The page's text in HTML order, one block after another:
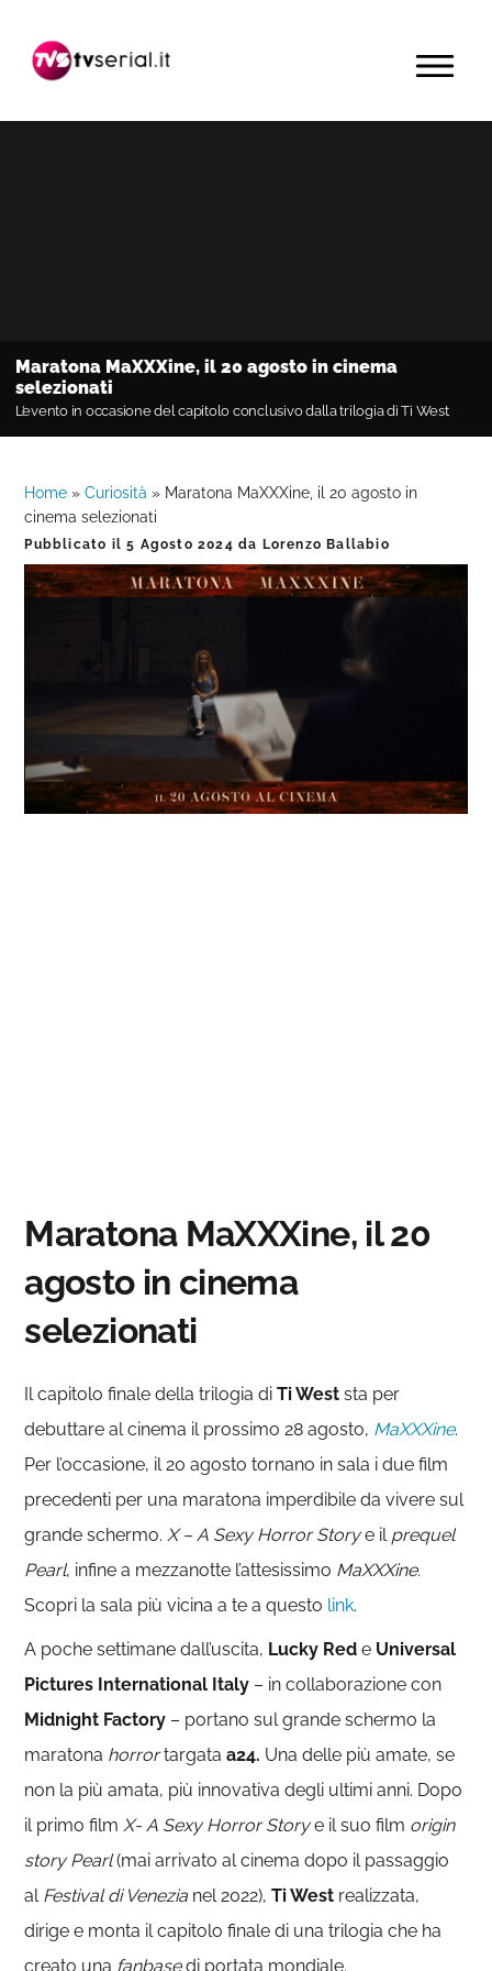
navigazione
contenuto
barra
primaria
MENU
Maratona MaXXXine, il 20 agosto in cinema
selezionati
L’evento in occasione del capitolo conclusivo dalla trilogia di Ti West
Home »Curiosità » Maratona MaXXXine, il 20 agosto in
cinema selezionati
Pubblicato il5 Agosto 2024 da Lorenzo Ballabio
Unmute
Loaded
0%
Progress:
0%
Maratona MaXXXine, il 20
agosto in cinema
selezionati
Il capitolo finale della trilogia diTi Weststa per
debuttare al cinema il prossimo 28 agosto, MaXXXine.
Per l’occasione, il 20 agosto tornano in sala i due film
precedenti per una maratona imperdibile da vivere sul
grande schermo. X – A Sexy Horror Storye il prequel
Pearl, infine a mezzanotte l’attesissimo MaXXXine.
Scopri la sala più vicina a te a questo link.
A poche settimane dall’uscita, Lucky Red e Universal
Pictures International Italy – in collaborazione con
Midnight Factory – portano sul grande schermo la
maratona horrortargataa24. Una delle più amate, se
non la più amata, più innovativa degli ultimi anni. Dopo
il primo film X- A Sexy Horror Storye il suo film origin
story Pearl(mai arrivato al cinema dopo il passaggio
al Festival di Venezia nel 2022),Ti West realizzata,
dirige e monta il capitolo finale di una trilogia che ha
creato una fanbasedi portata mondiale.